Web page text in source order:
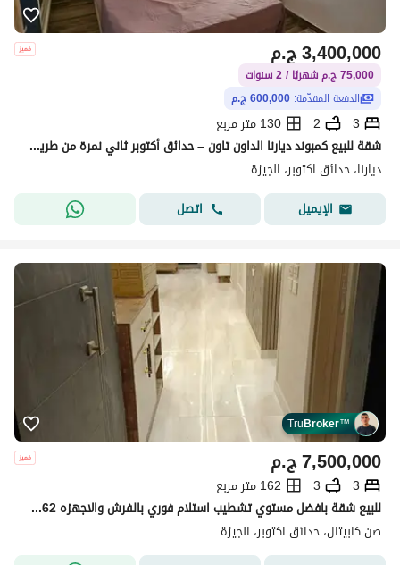
ج.م3,400,000
75,000 ج.م شهريًا / 2 سنوات
الدفعة المقدّمة: 600,000 ج.م
3
2
130 متر مربع
شقة للبيع كمبوند ديارنا الداون تاون – حدائق أكتوبر ثاني نمرة من طريق الواحات | أمام جامعة MSA
ديارنا، حدائق اكتوبر، الجيزة
الإيميل
اتصل
TruBroker™
ج.م7,500,000
3
3
162 متر مربع
للبيع شقة بافضل مستوي تشطيب استلام فوري بالفرش والاجهزه 162متر دور ثالث وافضل فيو مباشر لاندسكيب وبحيرات في كمبوند صن كابيتال حدائق اكتوبر October
صن كابيتال، حدائق اكتوبر، الجيزة